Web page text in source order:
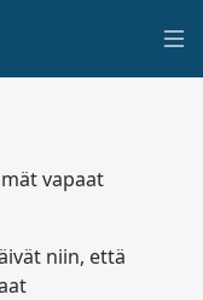
vapaat
niin, että